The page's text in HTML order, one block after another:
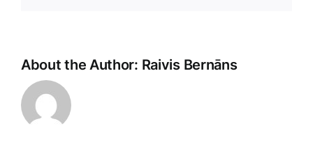
About the Author: Raivis Bernāns